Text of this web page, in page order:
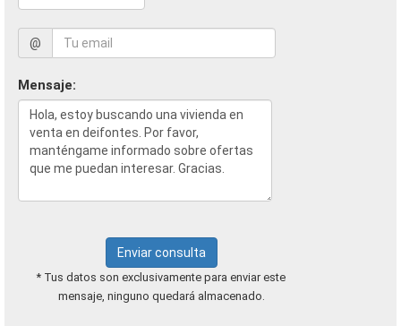
@
Mensaje:
Enviar consulta
* Tus datos son exclusivamente para enviar este
mensaje, ninguno quedará almacenado.